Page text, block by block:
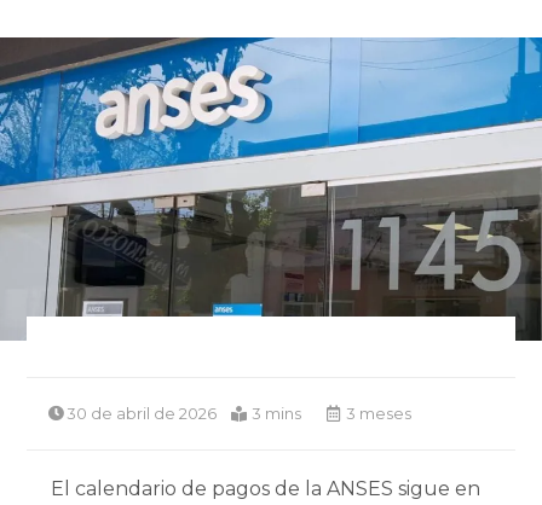
30 de abril de 2026 3 mins 3 meses
El calendario de pagos de la ANSES sigue en